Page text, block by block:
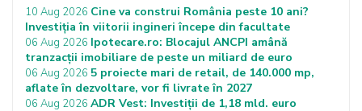
10 Aug 2026 Cine va construi România peste 10 ani?
Investiția în viitorii ingineri începe din facultate
06 Aug 2026 Ipotecare.ro: Blocajul ANCPI amână
tranzacții imobiliare de peste un miliard de euro
06 Aug 2026 5 proiecte mari de retail, de 140.000 mp,
aflate în dezvoltare, vor fi livrate în 2027
06 Aug 2026 ADR Vest: Investiții de 1,18 mld. euro